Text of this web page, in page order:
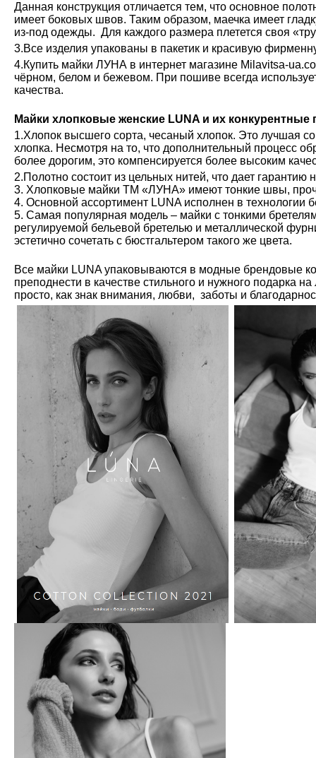
Данная конструкция отличается тем, что основное
имеет боковых швов. Таким образом, маечка имеет
из-под одежды. Для каждого размера плетется своя
3.Все изделия упакованы в пакетик и красивую
4.Купить майки ЛУНА в интернет магазине Milavitsa-
чёрном, белом и бежевом. При пошиве всегда
качества.
Майки хлопковые женские LUNA и их конкурентные
1.Хлопок высшего сорта, чесаный хлопок. Это лучшая
хлопка. Несмотря на то, что дополнительный процесс
более дорогим, это компенсируется более высоким
2.Полотно состоит из цельных нитей, что дает гарантию
3. Хлопковые майки ТМ «ЛУНА» имеют тонкие швы,
4. Основной ассортимент LUNA исполнен в технологии
5. Самая популярная модель – майки с тонкими
регулируемой бельевой бретелью и металлической
эстетично сочетать с бюстгальтером такого же цвета.
Все майки LUNA упаковываются в модные брендовые
преподнести в качестве стильного и нужного подарка
просто, как знак внимания, любви, заботы и